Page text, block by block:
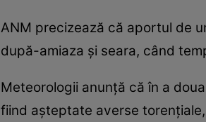
ANM precizează că aportul de
după-amiaza și seara, când
Meteorologii anunță că în a
fiind așteptate averse